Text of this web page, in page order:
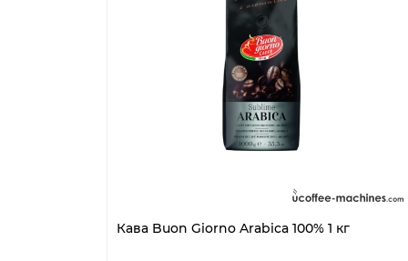
Кава Buon Giorno Arabica 100% 1 кг